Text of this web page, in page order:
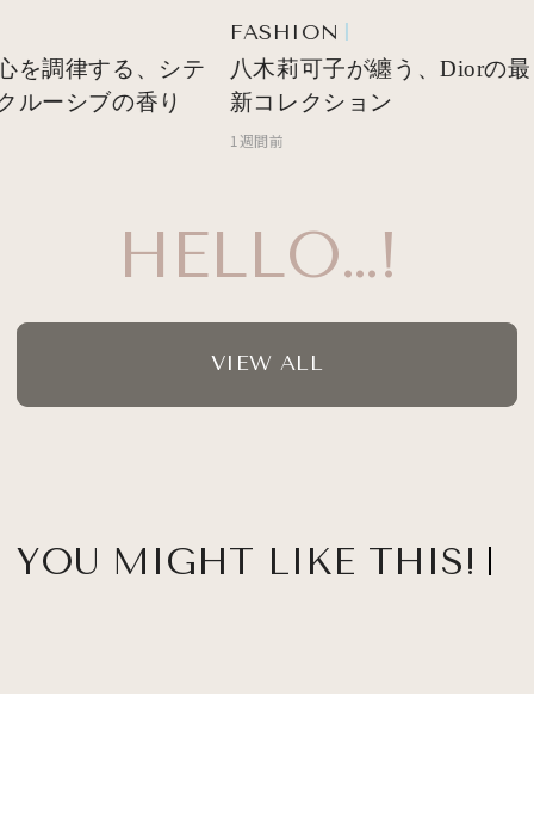
HELLO…!
調律する、シテ
ーシブの香り
FASHION
八木莉可子が纏う、Diorの最
新コレクション
1週間前
VIEW ALL
YOU MIGHT LIKE THIS!